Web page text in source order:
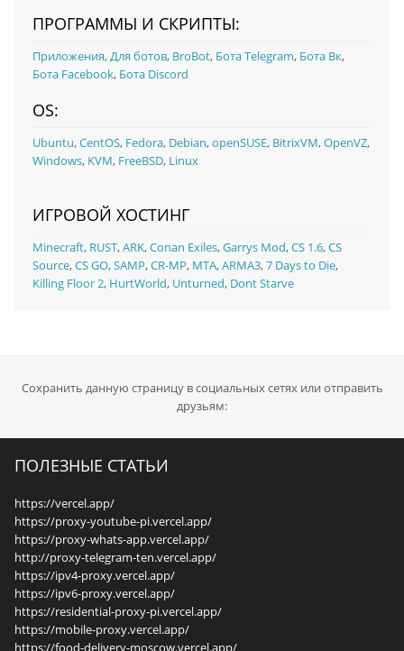
ПРОГРАММЫ И СКРИПТЫ:
Приложения,Для ботов, BroBot, Бота Telegram, Бота Вк,
Бота Facebook, Бота Discord
OS:
Ubuntu,CentOS, Fedora, Debian,openSUSE, BitrixVM,OpenVZ,
Windows, KVM, FreeBSD, Linux
ИГРОВОЙ ХОСТИНГ
Minecraft, RUST,ARK,Conan Exiles,Garrys Mod,CS 1.6,CS
Source,CS GO,SAMP,CR-MP, MTA,ARMA3,7 Days to Die,
Killing Floor 2, HurtWorld, Unturned, Dont Starve
Сохранить данную страницу в социальных сетях или отправить
друзьям:
ПОЛЕЗНЫЕ СТАТЬИ
https://vercel.app/
https://proxy-youtube-pi.vercel.app/
https://proxy-whats-app.vercel.app/
http://proxy-telegram-ten.vercel.app/
https://ipv4-proxy.vercel.app/
https://ipv6-proxy.vercel.app/
https://residential-proxy-pi.vercel.app/
https://mobile-proxy.vercel.app/
https://food-delivery-moscow.vercel.app/